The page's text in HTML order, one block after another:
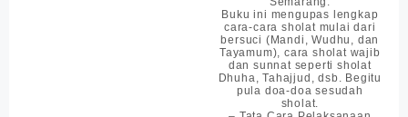
Buku ini mengupas lengkap
cara-cara sholat mulai dari
bersuci (Mandi, Wudhu, dan
Tayamum), cara sholat wajib
dan sunnat seperti sholat
Dhuha, Tahajjud, dsb. Begitu
pula doa-doa sesudah
sholat.